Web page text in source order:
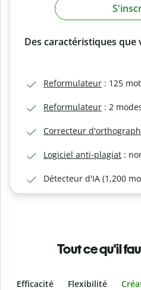
Des caractéristiques que
Reformulateur : 125
Reformulateur : 2
Correcteur
Logiciel anti-plagiat :
Détecteur d'IA (1,200
Tout ce qu'il
Efficacité Flexibilité